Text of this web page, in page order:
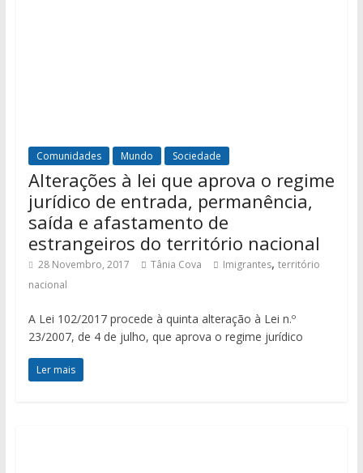
Comunidades Mundo Sociedade
Alterações à lei que aprova o regime
jurídico de entrada, permanência,
saída e afastamento de
estrangeiros do território nacional
28 Novembro, 2017 Tânia Cova Imigrantes, território
nacional
A Lei 102/2017 procede à quinta alteração à Lei n.º
23/2007, de 4 de julho, que aprova o regime jurídico
Ler mais